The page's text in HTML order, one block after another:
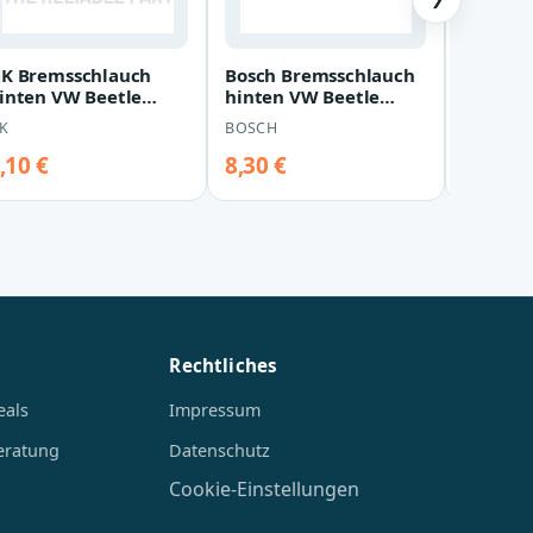
Bremsschlauch
VW Beetle
Touran
€
Bosch Bremsschlauch
hinten VW Beetle
Jetta Touran
BOSCH
8,30 €
Rechtliches
Impressum
Datenschutz
Cookie-Einstellungen